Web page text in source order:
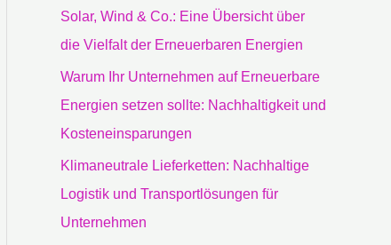
Solar, Wind & Co.: Eine Übersicht über
die Vielfalt der Erneuerbaren Energien
Warum Ihr Unternehmen auf Erneuerbare
Energien setzen sollte: Nachhaltigkeit und
Kosteneinsparungen
Klimaneutrale Lieferketten: Nachhaltige
Logistik und Transportlösungen für
Unternehmen